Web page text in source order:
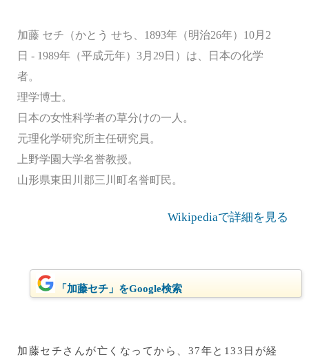
加藤 セチ（かとう せち、1893年（明治26年）10月2
日 - 1989年（平成元年）3月29日）は、日本の化学
者。
理学博士。
日本の女性科学者の草分けの一人。
元理化学研究所主任研究員。
上野学園大学名誉教授。
山形県東田川郡三川町名誉町民。
Wikipediaで詳細を見る
「加藤セチ」をGoogle検索
加藤セチさんが亡くなってから、37年と133日が経